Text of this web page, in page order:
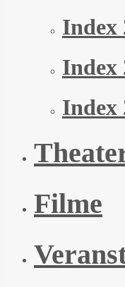
Index
Index
Index
Filme